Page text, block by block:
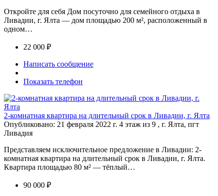
Откройте для себя Дом посуточно для семейного отдыха в
Ливадии, г. Ялта — дом площадью 200 м², расположенный в
одном…
22 000 ₽
Написать сообщение
Показать телефон
2-комнатная квартира на длительный срок в Ливадии, г. Ялта
Опубликовано: 21 февраля 2022 г. 4 этаж из 9 , г. Ялта, пгт
Ливадия
Представляем исключительное предложение в Ливадии: 2-
комнатная квартира на длительный срок в Ливадии, г. Ялта.
Квартира площадью 80 м² — тёплый…
90 000 ₽